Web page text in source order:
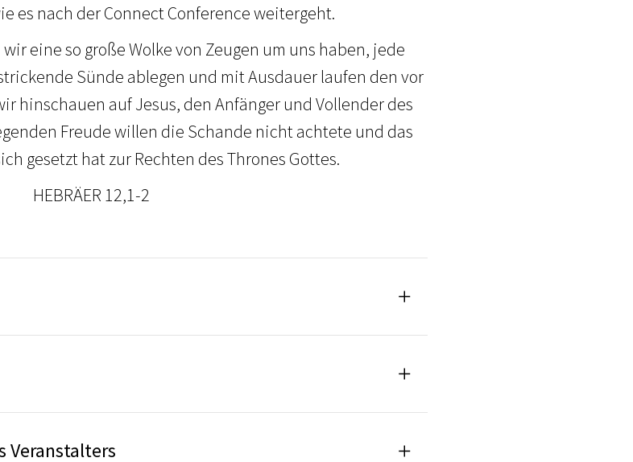
es nach der Connect Conference weitergeht.
eine so große Wolke von Zeugen um uns haben, jede
Sünde ablegen und mit Ausdauer laufen den vor
hinschauen auf Jesus, den Anfänger und Vollender des
Freude willen die Schande nicht achtete und das
gesetzt hat zur Rechten des Thrones Gottes.
HEBRÄER 12,1-2
Veranstalters